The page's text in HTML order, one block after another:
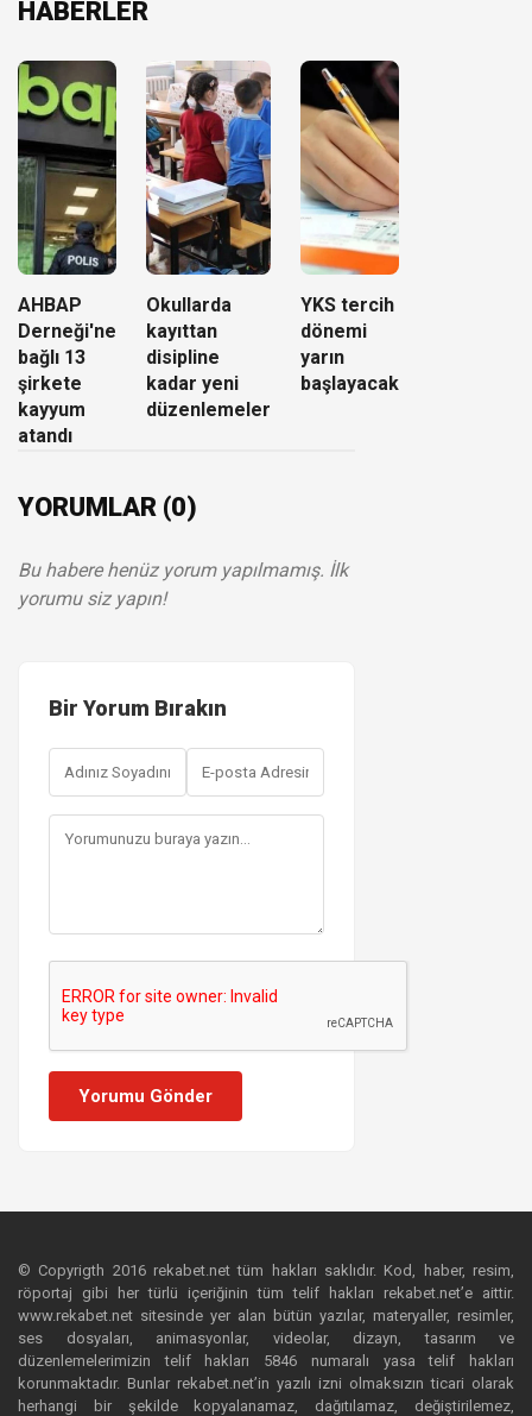
HABERLER
AHBAP
Derneği'ne
bağlı 13
şirkete
kayyum
atandı
Okullarda
kayıttan
disipline
kadar yeni
düzenlemeler
YKS tercih
dönemi
yarın
başlayacak
YORUMLAR (0)
Bu habere henüz yorum yapılmamış. İlk
yorumu siz yapın!
Bir Yorum Bırakın
Yorumu Gönder
© Copyrigth 2016 rekabet.net tüm hakları saklıdır. Kod, haber, resim,
röportaj gibi her türlü içeriğinin tüm telif hakları rekabet.net’e aittir.
www.rekabet.net sitesinde yer alan bütün yazılar, materyaller, resimler,
ses dosyaları, animasyonlar, videolar, dizayn, tasarım ve
düzenlemelerimizin telif hakları 5846 numaralı yasa telif hakları
korunmaktadır. Bunlar rekabet.net’in yazılı izni olmaksızın ticari olarak
herhangi bir şekilde kopyalanamaz, dağıtılamaz, değiştirilemez,